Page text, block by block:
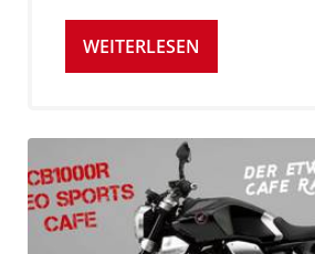
WEITERLESEN